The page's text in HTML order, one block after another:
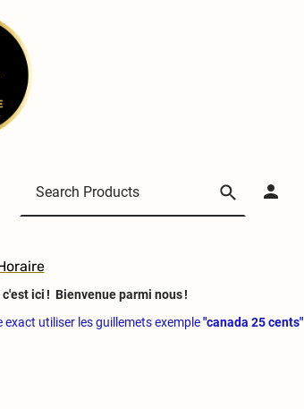
oraire
ici ! Bienvenue parmi nous !
exact utiliser les guillemets exemple"canada 25 cents"